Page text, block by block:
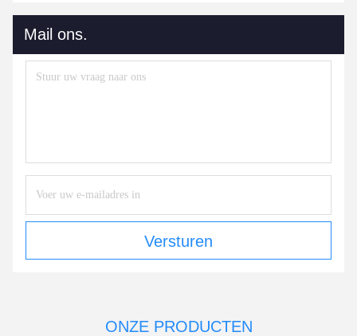
Mail ons.
Versturen
ONZE PRODUCTEN